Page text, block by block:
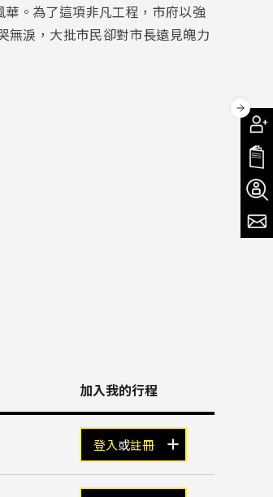
。為了這項非凡工程，市府以強
無淚，大批市民卻對市長遠見魄力
加入我的行程
登入或註冊